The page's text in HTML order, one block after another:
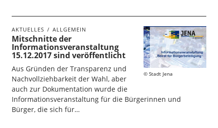
Stadt Jena
AKTUELLES ALLGEMEIN
Mitschnitte der
Informationsveranstaltung
15.12.2017 sind veröffentlicht
Aus Gründen der Transparenz und
Nachvollziehbarkeit der Wahl, aber
auch zur Dokumentation wurde die
Informationsveranstaltung für die Bürgerinnen und
Bürger, die sich für…